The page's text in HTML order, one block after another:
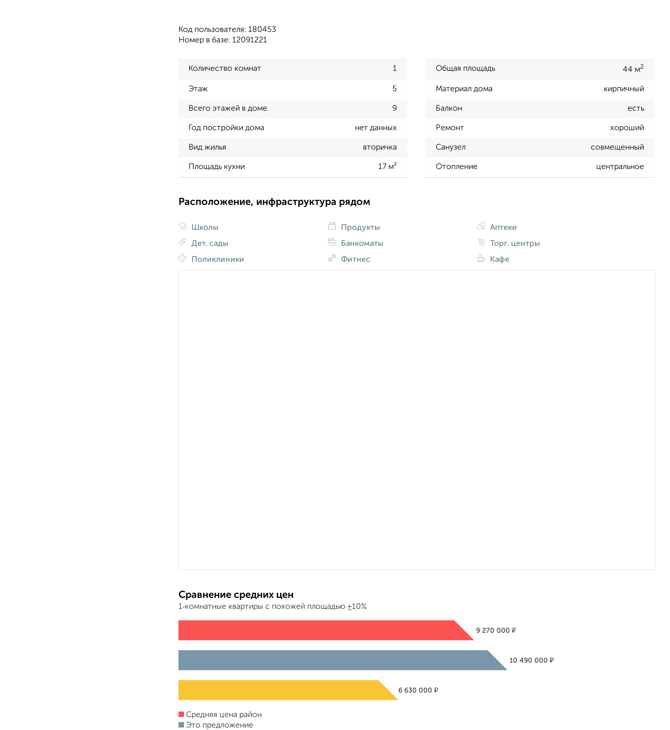
Код пользователя: 180453
Номер в базе: 12091221
Количество комнат 1 Общая площадь 44 м2
Этаж 5 Материал дома кирпичный
Всего этажей в доме 9 Балкон есть
Год постройки дома нет данных Ремонт хороший
Вид жилья вторичка Санузел совмещенный
Площадь кухни 17 м² Отопление центральное
Расположение, инфраструктура рядом
Школы
Дет. сады
Поликлиники
Продукты
Банкоматы
Фитнес
Аптеки
Торг. центры
Кафе
Сравнение средних цен
1‑комнатные квартиры с похожей площадью ±10%
9 270 000₽
10 490 000₽
6 630 000 ₽
Средняя цена район
Это предложение